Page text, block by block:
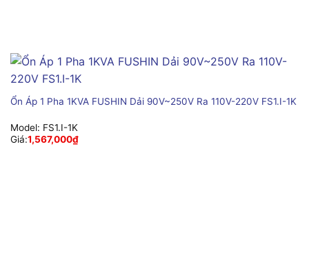
Ổn Áp 1 Pha 1KVA FUSHIN Dải 90V~250V Ra 110V-220V FS1.I-1K
Model: FS1.I-1K
Giá:1,567,000₫